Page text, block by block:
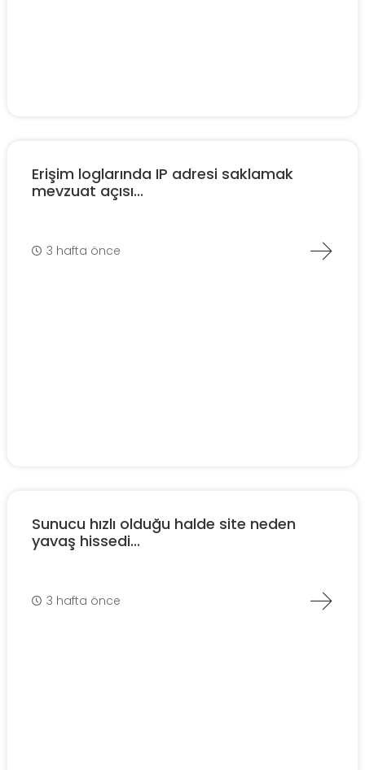
Erişim loglarında IP adresi saklamak
mevzuat açısı...
3 hafta önce
Sunucu hızlı olduğu halde site neden
yavaş hissedi...
3 hafta önce